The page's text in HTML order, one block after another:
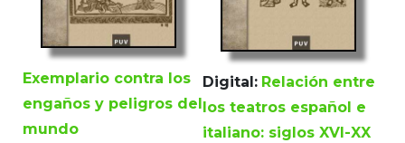
Exemplario contra los
engaños y peligros del
mundo
Digital: Relación entre
los teatros español e
italiano: siglos XVI-XX